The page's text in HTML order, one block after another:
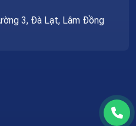
3, Đà Lạt, Lâm Đồng